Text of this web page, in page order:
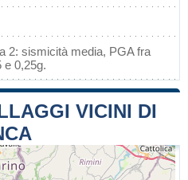
2: sismicità media, PGA fra
e 0,25g.
VICINI DI